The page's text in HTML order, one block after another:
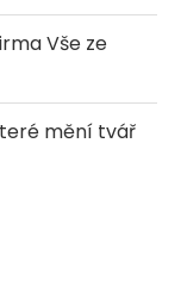
Vše ze
mění tvář